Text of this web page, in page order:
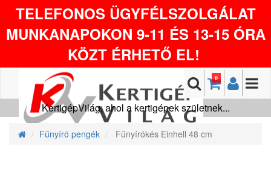
TELEFONOS ÜGYFÉLSZOLGÁLAT
MUNKANAPOKON 9-11 ÉS 13-15 ÓRA
KÖZT ÉRHETŐ EL!
0
KertigépVilág, ahol a kertigépek születnek...
Fűnyíró pengék Fűnyírókés Einhell 48 cm